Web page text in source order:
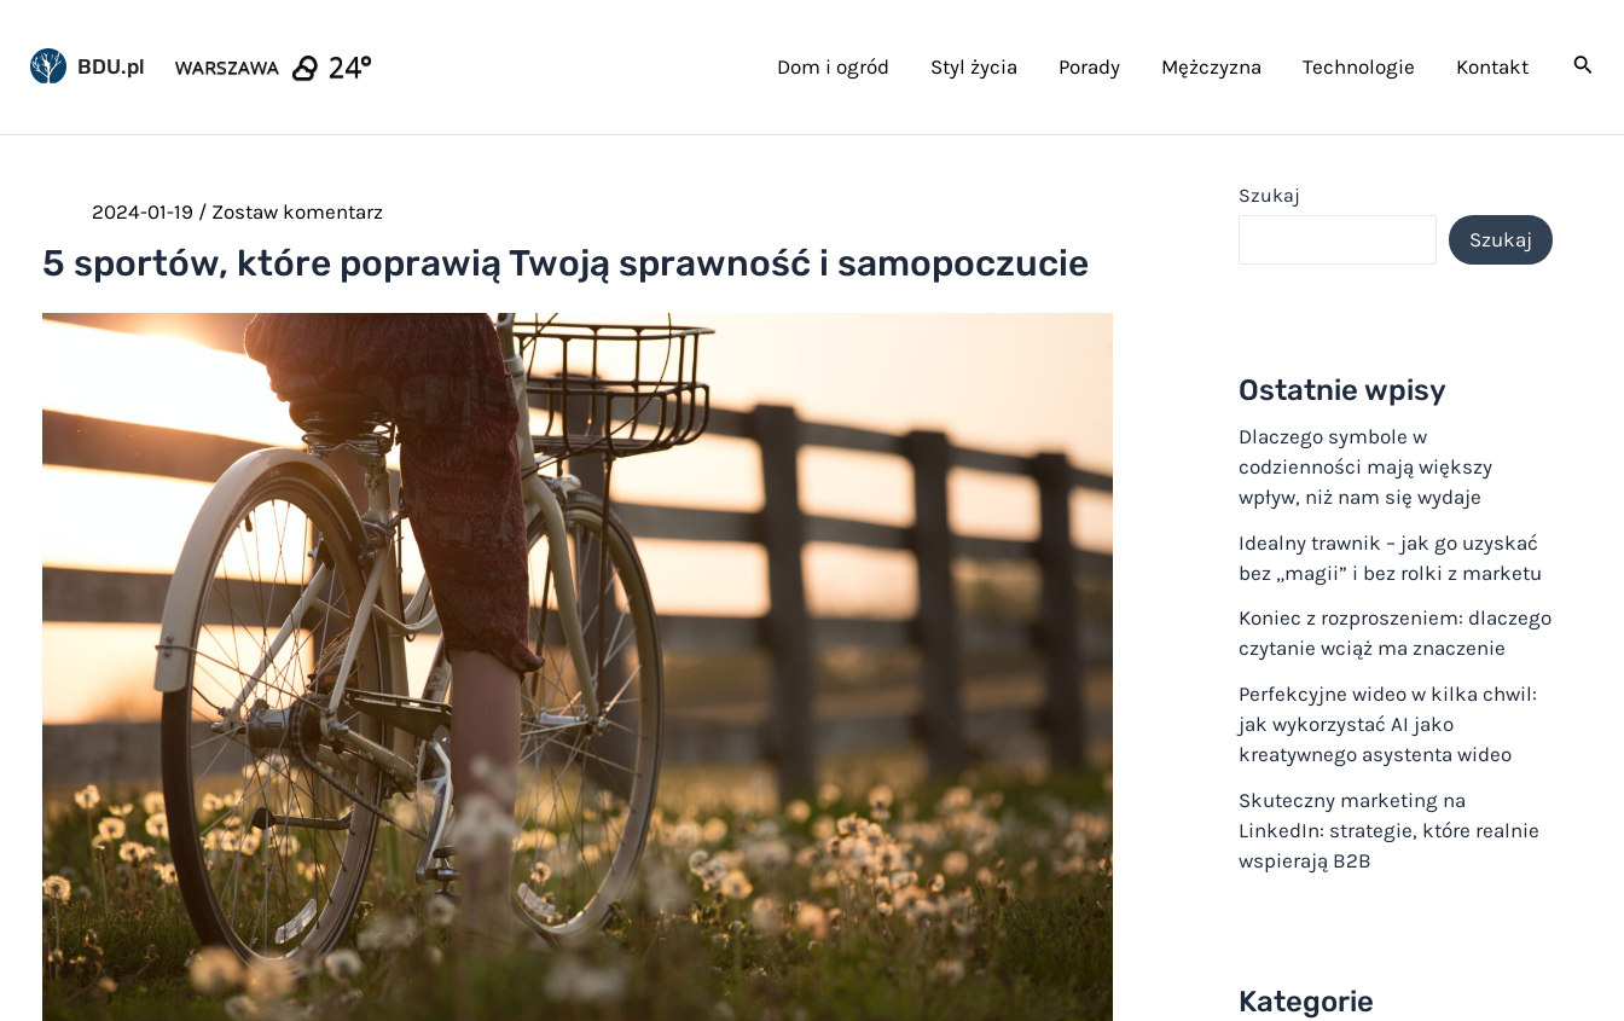
treści
BDU.pl WARSZAWA 24° Dom i ogród Styl życia Porady Mężczyzna Technologie Kontakt
2024-01-19 / Zostaw komentarz
5 sportów, które poprawią Twoją sprawność i samopoczucie
Szukaj
Szukaj
Ostatnie wpisy
Dlaczego symbole w
codzienności mają większy
wpływ, niż nam się wydaje
Idealny trawnik – jak go uzyskać
bez „magii” i bez rolki z marketu
Koniec z rozproszeniem: dlaczego
czytanie wciąż ma znaczenie
Perfekcyjne wideo w kilka chwil:
jak wykorzystać AI jako
kreatywnego asystenta wideo
Skuteczny marketing na
LinkedIn: strategie, które realnie
wspierają B2B
Kategorie